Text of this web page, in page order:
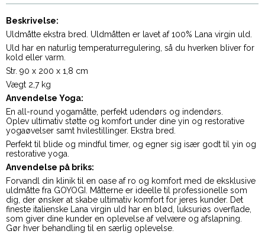
Beskrivelse:
Uldmåtte ekstra bred. Uldmåtten er lavet af 100% Lana virgin uld.
Uld har en naturlig temperaturregulering, så du hverken bliver for
kold eller varm.
Str. 90 x 200 x 1,8 cm
Vægt 2,7 kg
Anvendelse Yoga:
En all-round yogamåtte, perfekt udendørs og indendørs.
Oplev ultimativ støtte og komfort under dine yin og restorative
yogaøvelser samt hvilestillinger. Ekstra bred.
Perfekt til blide og mindful timer, og egner sig især godt til yin og
restorative yoga.
Anvendelse på briks:
Forvandl din klinik til en oase af ro og komfort med de eksklusive
uldmåtte fra GOYOGI. Måtterne er ideelle til professionelle som
dig, der ønsker at skabe ultimativ komfort for jeres kunder. Det
fineste italienske Lana virgin uld har en blød, luksuriøs overflade,
som giver dine kunder en oplevelse af velvære og afslapning.
Gør hver behandling til en særlig oplevelse.